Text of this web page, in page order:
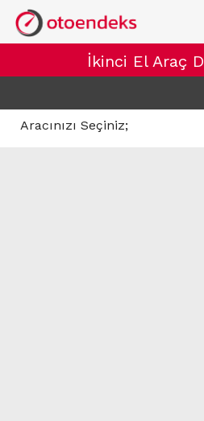
İkinci El Araç
Aracınızı Seçiniz;